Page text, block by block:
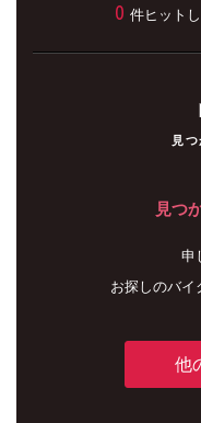
0 件ヒットし
見
見つ
申
お探しのバイ
他